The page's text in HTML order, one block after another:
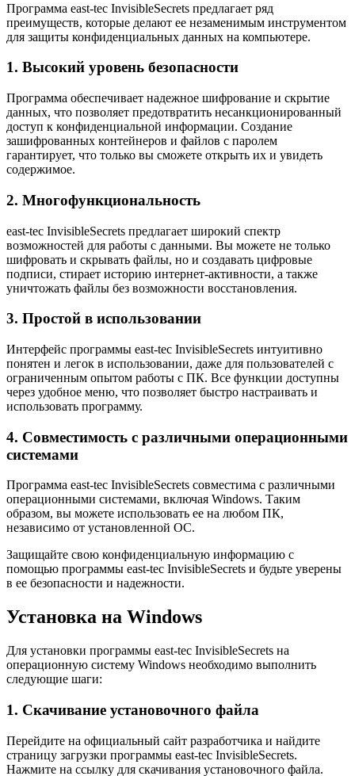
Программа east-tec InvisibleSecrets предлагает ряд
преимуществ, которые делают ее незаменимым инструментом
для защиты конфиденциальных данных на компьютере.
1. Высокий уровень безопасности
Программа обеспечивает надежное шифрование и скрытие
данных, что позволяет предотвратить несанкционированный
доступ к конфиденциальной информации. Создание
зашифрованных контейнеров и файлов с паролем
гарантирует, что только вы сможете открыть их и увидеть
содержимое.
2. Многофункциональность
east-tec InvisibleSecrets предлагает широкий спектр
возможностей для работы с данными. Вы можете не только
шифровать и скрывать файлы, но и создавать цифровые
подписи, стирает историю интернет-активности, а также
уничтожать файлы без возможности восстановления.
3. Простой в использовании
Интерфейс программы east-tec InvisibleSecrets интуитивно
понятен и легок в использовании, даже для пользователей с
ограниченным опытом работы с ПК. Все функции доступны
через удобное меню, что позволяет быстро настраивать и
использовать программу.
4. Совместимость с различными операционными
системами
Программа east-tec InvisibleSecrets совместима с различными
операционными системами, включая Windows. Таким
образом, вы можете использовать ее на любом ПК,
независимо от установленной ОС.
Защищайте свою конфиденциальную информацию с
помощью программы east-tec InvisibleSecrets и будьте уверены
в ее безопасности и надежности.
Установка на Windows
Для установки программы east-tec InvisibleSecrets на
операционную систему Windows необходимо выполнить
следующие шаги:
1. Скачивание установочного файла
Перейдите на официальный сайт разработчика и найдите
страницу загрузки программы east-tec InvisibleSecrets.
Нажмите на ссылку для скачивания установочного файла.